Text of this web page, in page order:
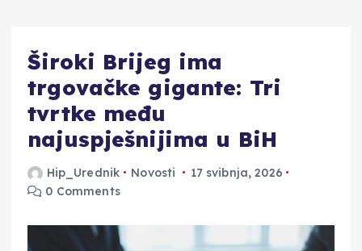
Široki Brijeg ima
trgovačke gigante: Tri
tvrtke među
najuspješnijima u BiH
Hip_Urednik Novosti
17 svibnja, 2026
0 Comments